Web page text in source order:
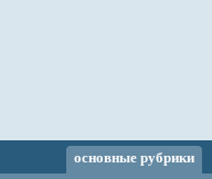
основные рубрики